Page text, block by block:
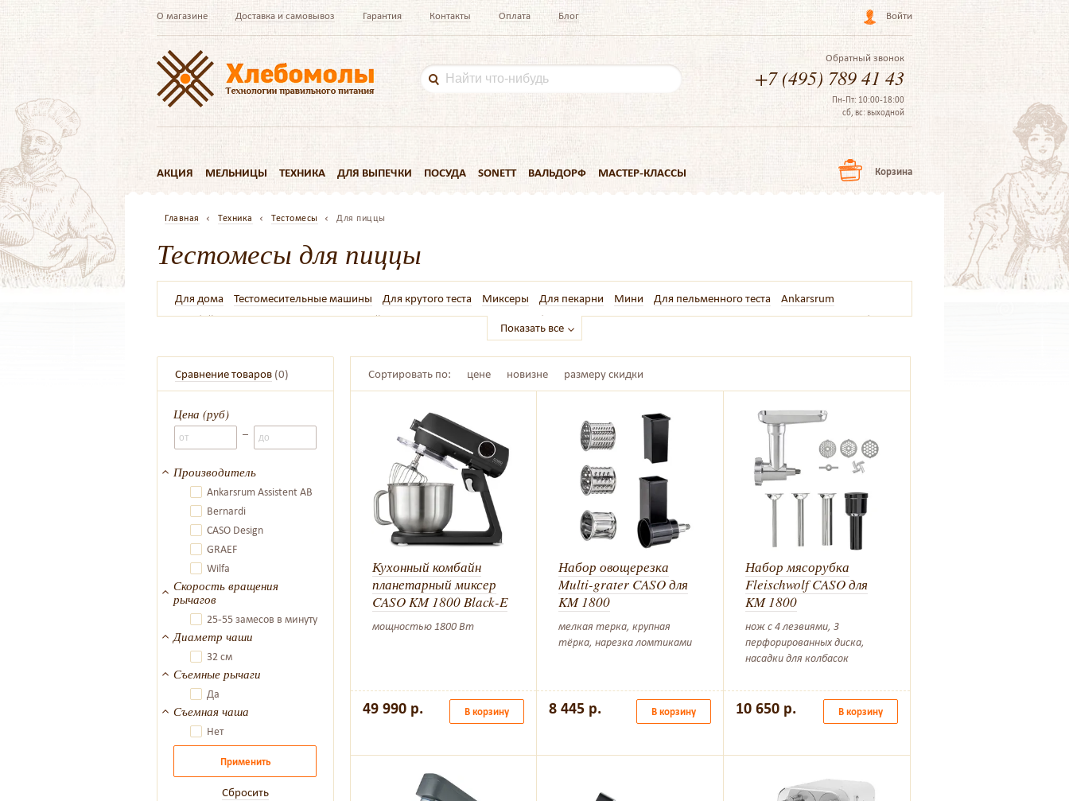
О магазине Доставка и самовывоз Гарантия Контакты Оплата Блог Войти
Обратный звонок
+7 (495) 789 41 43
Пн-Пт: 10:00-18:00
сб, вс: выходной
АКЦИЯ МЕЛЬНИЦЫ ТЕХНИКА ДЛЯ ВЫПЕЧКИ ПОСУДА SONETT ВАЛЬДОРФ МАСТЕР-КЛАССЫ Корзина
Главная Техника Тестомесы Для пиццы
Тестомесы для пиццы
Для дома Тестомесительные машины Для крутого теста Миксеры Для пекарни Мини Для пельменного теста
Ankarsrum
Комбайны
Планетарные Из нержавейки Clatronic на 5 кг Мясорубки на 5 литров Для дрожжевого теста Настолные
Для хлеба
Для пасты на 3 литра на 8 литров
Показать все
Сравнение товаров (0)
Цена (руб)
–
Производитель
Ankarsrum Assistent AB
Bernardi
CASO Design
GRAEF
Wilfa
Скорость вращения
рычагов
25-55 замесов в минуту
Диаметр чаши
32 см
Съемные рычаги
Да
Съемная чаша
Нет
Применить
Сбросить
Сортировать по: цене новизне размеру скидки
Кухонный комбайн
планетарный миксер
CASO KM 1800 Black-E
мощностью 1800 Вт
49 990 р. В корзину
Набор овощерезка
Multi-grater CASO для
KM 1800
мелкая терка, крупная
тёрка, нарезка ломтиками
8 445 р. В корзину
Набор мясорубка
Fleischwolf CASO для
KM 1800
нож с 4 лезвиями, 3
перфорированных диска,
насадки для колбасок
10 650 р. В корзину